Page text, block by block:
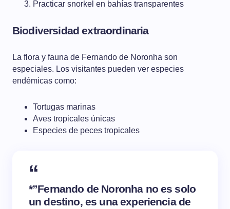
Practicar snorkel en bahías transparentes
Biodiversidad extraordinaria
La flora y fauna de Fernando de Noronha son
especiales. Los visitantes pueden ver especies
endémicas como:
Tortugas marinas
Aves tropicales únicas
Especies de peces tropicales
*”Fernando de Noronha no es solo
un destino, es una experiencia de